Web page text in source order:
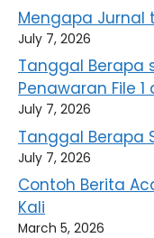
Mengapa Jurnal
July 7, 2026
Tanggal Berapa
Penawaran File
July 7, 2026
Tanggal Berapa
July 7, 2026
Contoh Berita
Kali
March 5, 2026